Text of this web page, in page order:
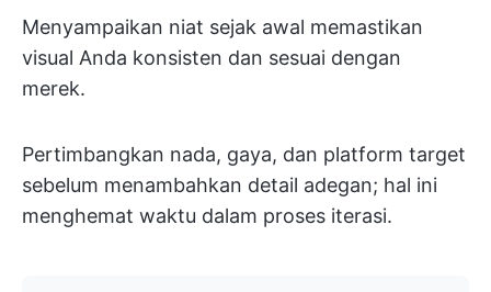
Menyampaikan niat sejak awal memastikan
visual Anda konsisten dan sesuai dengan
merek.
Pertimbangkan nada, gaya, dan platform target
sebelum menambahkan detail adegan; hal ini
menghemat waktu dalam proses iterasi.